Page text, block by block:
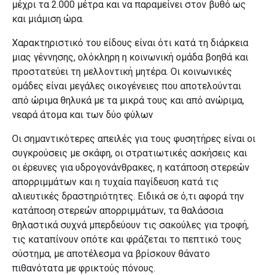
μέχρι τα 2.000 μέτρα και να παραμείνει στον βυθό ως
και μιάμιση ώρα.
Χαρακτηριστικό του είδους είναι ότι κατά τη διάρκεια
μιας γέννησης, ολόκληρη η κοινωνική ομάδα βοηθά και
προστατεύει τη μελλοντική μητέρα. Οι κοινωνικές
ομάδες είναι μεγάλες οικογένειες που αποτελούνται
από ώριμα θηλυκά με τα μικρά τους και από ανώριμα,
νεαρά άτομα και των δύο φύλων
Οι σημαντικότερες απειλές για τους φυσητήρες είναι οι
συγκρούσεις με σκάφη, οι στρατιωτικές ασκήσεις και
οι έρευνες για υδρογονάνθρακες, η κατάποση στερεών
απορριμμάτων και η τυχαία παγίδευση κατά τις
αλιευτικές δραστηριότητες. Ειδικά σε ό,τι αφορά την
κατάποση στερεών απορριμμάτων, τα θαλάσσια
θηλαστικά συχνά μπερδεύουν τις σακούλες για τροφή,
τις καταπίνουν οπότε και φράζεται το πεπτικό τους
σύστημα, με αποτέλεσμα να βρίσκουν θάνατο
πιθανότατα με φρικτούς πόνους.